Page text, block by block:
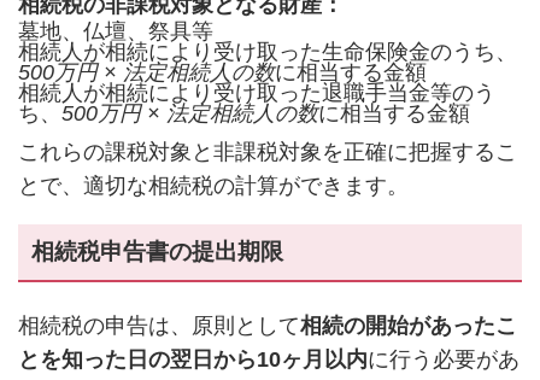
相続税の非課税対象となる財産：
墓地、仏壇、祭具等
相続人が相続により受け取った生命保険金のうち、
500万円 × 法定相続人の数に相当する金額
相続人が相続により受け取った退職手当金等のう
ち、 500万円 × 法定相続人の数に相当する金額
これらの課税対象と非課税対象を正確に把握するこ
とで、適切な相続税の計算ができます。
相続税申告書の提出期限
相続税の申告は、原則として相続の開始があったこ
とを知った日の翌日から10ヶ月以内に行う必要があ